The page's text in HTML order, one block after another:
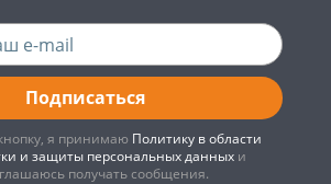
Подписаться
я принимаю Политику в области
и защиты персональных данныхи
получать сообщения.